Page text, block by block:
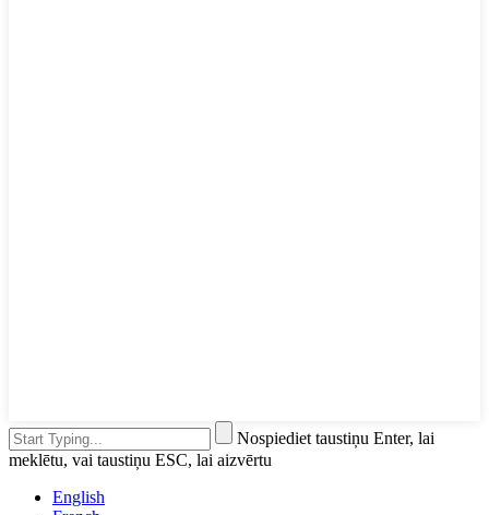
Nospiediet taustiņu Enter, lai
meklētu, vai taustiņu ESC, lai aizvērtu
English